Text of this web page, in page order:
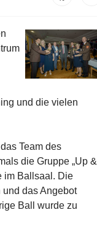
und die vielen
Team des
die Gruppe „Up &
im Ballsaal. Die
das Angebot
Ball wurde zu